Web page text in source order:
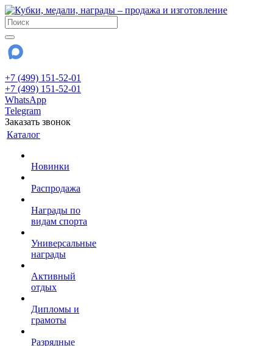
+7 (499) 151-52-01
+7 (499) 151-52-01
WhatsApp
Telegram
Заказать звонок
Каталог
Новинки
Распродажа
Награды по
видам спорта
Универсальные
награды
Активный
отдых
Дипломы и
грамоты
Разрядные